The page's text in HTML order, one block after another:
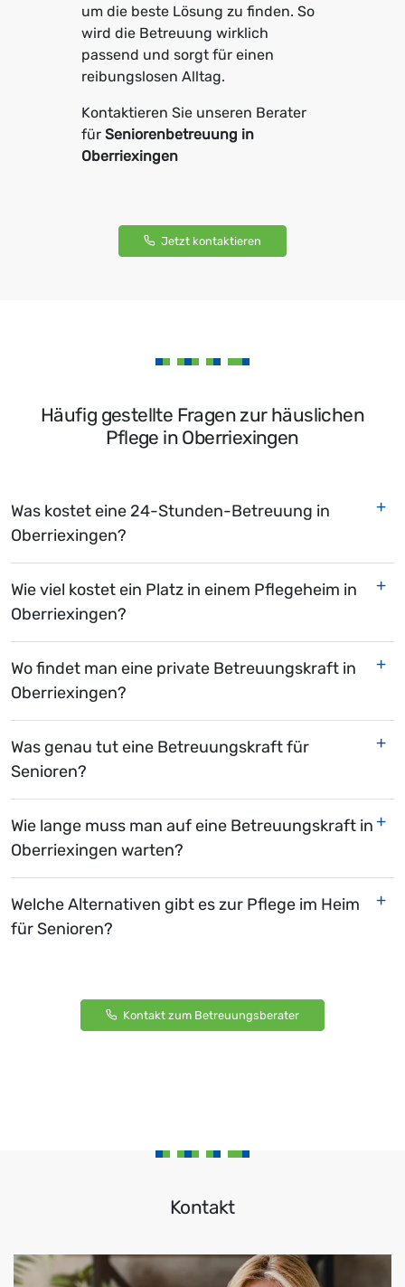
um die beste Lösung zu finden. So
wird die Betreuung wirklich
passend und sorgt für einen
reibungslosen Alltag.
Kontaktieren Sie unseren Berater
für Seniorenbetreuung in
Oberriexingen
Jetzt kontaktieren
Häufig gestellte Fragen zur häuslichen
Pflege in Oberriexingen
Was kostet eine 24-Stunden-Betreuung in
Oberriexingen?
Wie viel kostet ein Platz in einem Pflegeheim in
Oberriexingen?
Wo findet man eine private Betreuungskraft in
Oberriexingen?
Was genau tut eine Betreuungskraft für
Senioren?
Wie lange muss man auf eine Betreuungskraft in
Oberriexingen warten?
Welche Alternativen gibt es zur Pflege im Heim
für Senioren?
Kontakt zum Betreuungsberater
Kontakt